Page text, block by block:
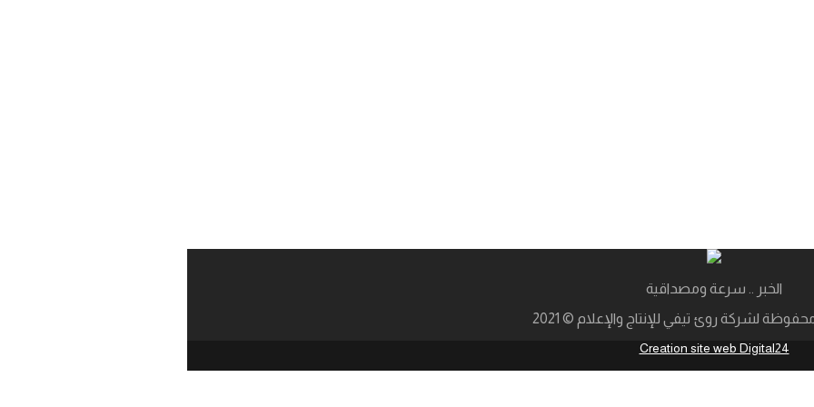
الخبر .. سرعة ومصداقية
لشركة روئ تيفي للإنتاج والإعلام © 2021
Creation site web Digital24